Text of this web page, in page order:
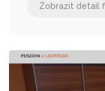
Zobrazit detail